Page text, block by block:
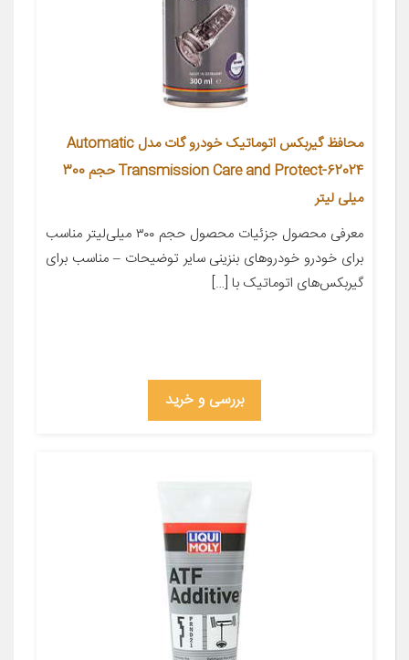
محافظ گیربکس اتوماتیک خودرو گات مدل Automatic
Transmission Care and Protect-62024 حجم 300
میلی لیتر
معرفی محصول جزئیات محصول حجم ۳۰۰ میلی‌لیتر مناسب
برای خودرو خودروهای بنزینی سایر توضیحات – مناسب برای
گیربکس‌های اتوماتیک با […]
بررسی و خرید